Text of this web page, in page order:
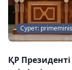
Сурет:
ҚР